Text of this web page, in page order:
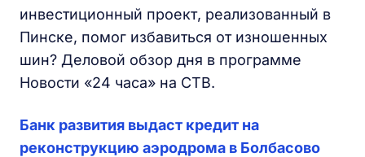
инвестиционный проект, реализованный в
Пинске, помог избавиться от изношенных
шин? Деловой обзор дня в программе
Новости «24 часа» на СТВ.
Банк развития выдаст кредит на
реконструкцию аэродрома в Болбасово